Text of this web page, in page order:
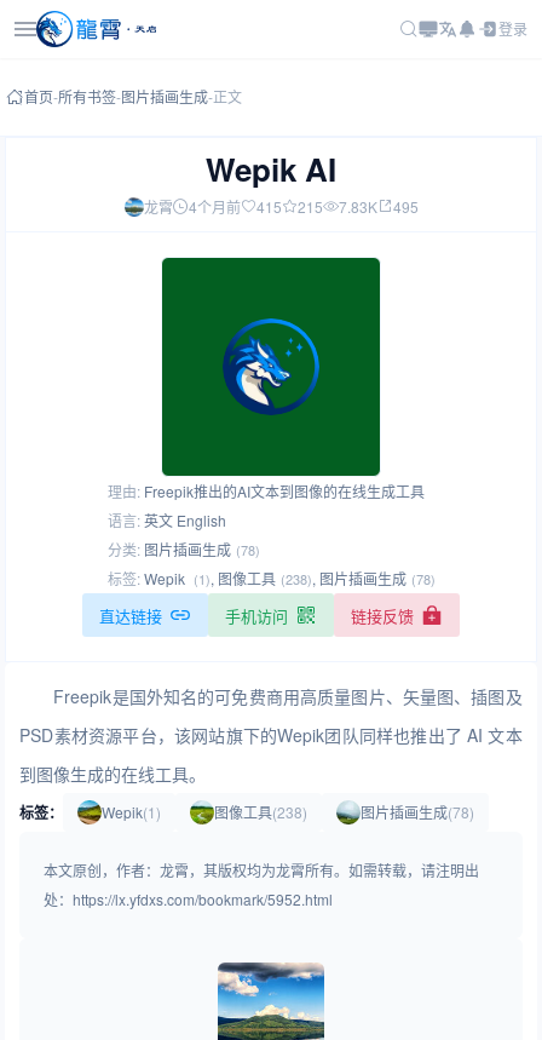
登录
首页-所有书签-图片插画生成-正文
Wepik AI
龙霄 4个月前 415 215 7.83K 495
理由: Freepik推出的AI文本到图像的在线生成工具
语言:英文 English
分类: 图片插画生成 (78)
标签:Wepik (1), 图像工具 (238), 图片插画生成 (78)
直达链接 手机访问 链接反馈
Freepik是国外知名的可免费商用高质量图片、矢量图、插图及
PSD素材资源平台，该网站旗下的Wepik团队同样也推出了 AI 文本
到图像生成的在线工具。
标签： Wepik(1) 图像工具(238) 图片插画生成(78)
本文原创，作者：龙霄，其版权均为龙霄所有。如需转载，请注明出
处：https://lx.yfdxs.com/bookmark/5952.html